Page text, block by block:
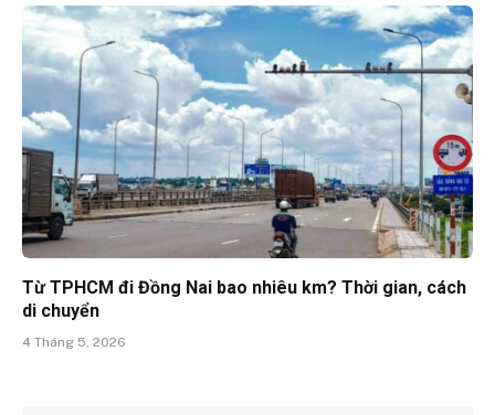
Từ TPHCM đi Đồng Nai bao nhiêu km? Thời gian, cách
di chuyển
4 Tháng 5, 2026